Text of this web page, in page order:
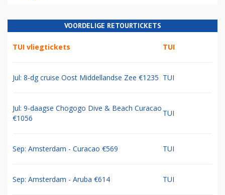
VOORDELIGE RETOURTICKETS
TUI vliegtickets TUI
Jul: 8-dg cruise Oost Middellandse Zee €1235 TUI
Jul: 9-daagse Chogogo Dive & Beach Curacao
€1056
TUI
Sep: Amsterdam - Curacao €569 TUI
Sep: Amsterdam - Aruba €614 TUI